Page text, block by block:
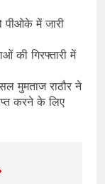
पीओके में जारी
की गिरफ्तारी में
मुमताज राठौर ने
करने के लिए